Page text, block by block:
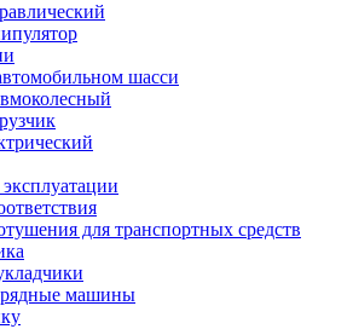
шасси
для транспортных средств
машины